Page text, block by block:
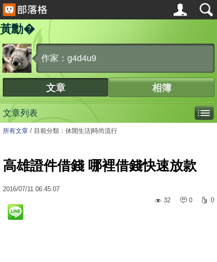
黃勳�
作家：g4d4u9
文章 相簿
文章列表
所有文章 / 目前分類：休閒生活|時尚流行
高雄證件借錢 哪裡借錢快速放款
2016/07/11 06:45:07
32
0 0